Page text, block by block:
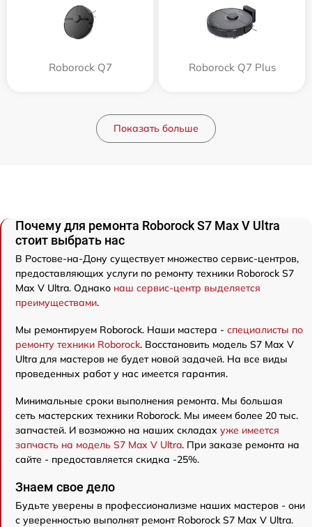
Roborock Q7 Roborock Q7 Plus
Показать больше
Почему для ремонта Roborock S7 Max V Ultra
стоит выбрать нас
В Ростове-на-Дону существует множество сервис-центров,
предоставляющих услуги по ремонту техники Roborock S7
Max V Ultra. Однако наш сервис-центр выделяется
преимуществами.
Мы ремонтируем Roborock. Наши мастера - специалисты по
ремонту техники Roborock. Восстановить модель S7 Max V
Ultra для мастеров не будет новой задачей. На все виды
проведенных работ у нас имеется гарантия.
Минимальные сроки выполнения ремонта. Мы большая
сеть мастерских техники Roborock. Мы имеем более 20 тыс.
запчастей. И возможно на наших складах уже имеется
запчасть на модель S7 Max V Ultra. При заказе ремонта на
сайте - предоставляется скидка -25%.
Знаем свое дело
Будьте уверены в профессионализме наших мастеров - они
с уверенностью выполнят ремонт Roborock S7 Max V Ultra.